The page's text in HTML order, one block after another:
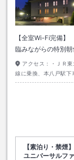
【全室Wi-Fi完備
臨みながらの特別
アクセス：
・ＪＲ
線に乗換、本八戸駅
降りて市庁方面へ約15
【素泊り・禁煙
ユニバーサルフ